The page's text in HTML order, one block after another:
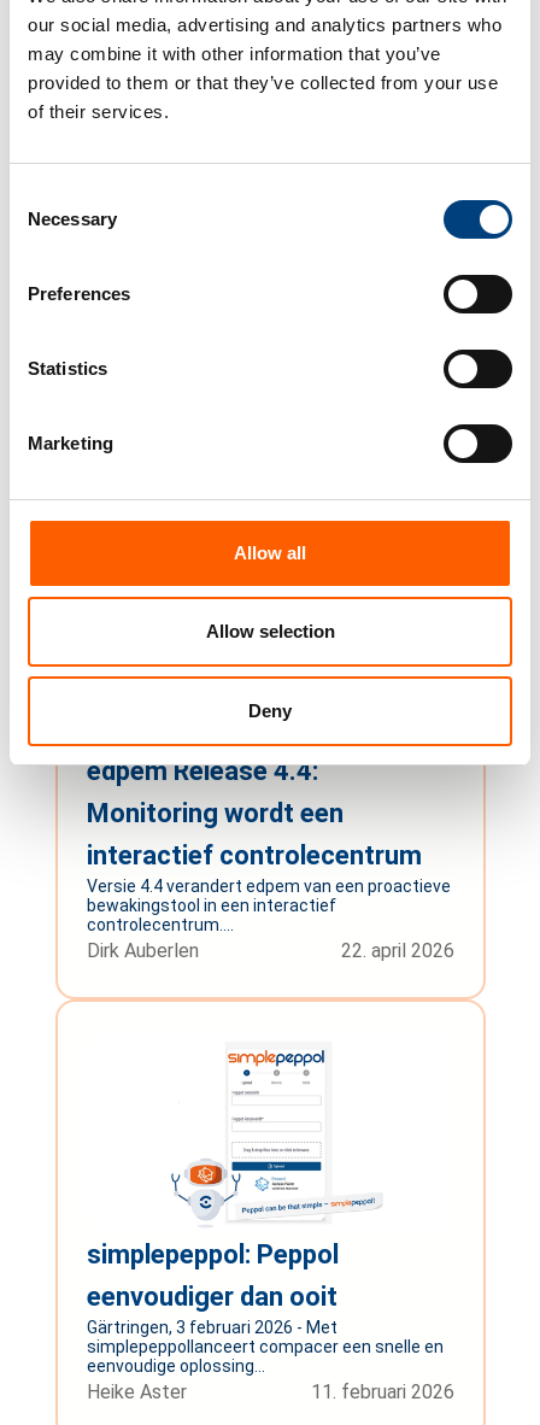
our social media, advertising and analytics partners who
may combine it with other information that you’ve
provided to them or that they’ve collected from your use
of their services.
Selection
Necessary
Preferences
Statistics
Marketing
Allow all
Allow selection
Deny
waarde die wij hechten aan de veiligheid en het
vertrouwen van onze klanten. Nu we de
certificering hebben behaald, zijn we beter in
staat om onze klanten een nog betrouwbaardere
onderscheidt en ons in staat stelt om consistent
hoogwaardige diensten en producten te leveren
Lees meer
Bekijk alle nieuwsberichten
edpem Release 4.4:
Monitoring wordt een
interactief controlecentrum
Versie 4.4 verandert edpem van een proactieve
bewakingstool in een interactief
controlecentrum....
Dirk Auberlen 22. april 2026
simplepeppol: Peppol
eenvoudiger dan ooit
Gärtringen, 3 februari 2026 - Met
simplepeppollanceert compacer een snelle en
eenvoudige oplossing...
Heike Aster 11. februari 2026